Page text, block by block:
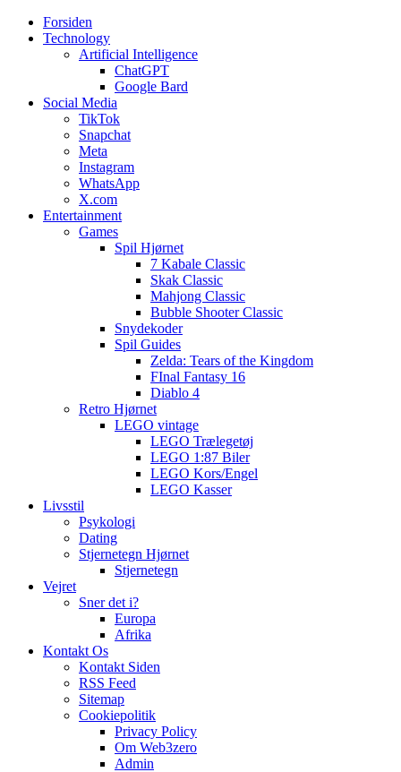
Web3zero.dk
Web3zero.dk
Forsiden
Technology
Artificial Intelligence
ChatGPT
Google Bard
Social Media
TikTok
Snapchat
Meta
Instagram
WhatsApp
X.com
Entertainment
Games
Spil Hjørnet
7 Kabale Classic
Skak Classic
Mahjong Classic
Bubble Shooter Classic
Snydekoder
Spil Guides
Zelda: Tears of the Kingdom
FInal Fantasy 16
Diablo 4
Retro Hjørnet
LEGO vintage
LEGO Trælegetøj
LEGO 1:87 Biler
LEGO Kors/Engel
LEGO Kasser
Livsstil
Psykologi
Dating
Stjernetegn Hjørnet
Stjernetegn
Vejret
Sner det i?
Europa
Afrika
Kontakt Os
Kontakt Siden
RSS Feed
Sitemap
Cookiepolitik
Privacy Policy
Om Web3zero
Admin